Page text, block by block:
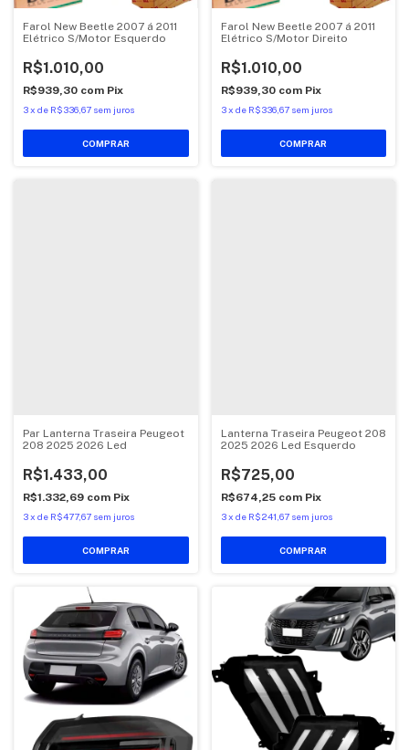
Farol New Beetle 2007 á 2011
Elétrico S/Motor Esquerdo
R$1.010,00
R$939,30 com Pix
3x de R$336,67 sem juros
Farol New Beetle 2007 á 2011
Elétrico S/Motor Direito
R$1.010,00
R$939,30 com Pix
3 x de R$336,67 sem juros
Par Lanterna Traseira Peugeot
208 2025 2026 Led
R$1.433,00
R$1.332,69 com Pix
3x de R$477,67 sem juros
Lanterna Traseira Peugeot 208
2025 2026 Led Esquerdo
R$725,00
R$674,25 com Pix
3 x de R$241,67 sem juros